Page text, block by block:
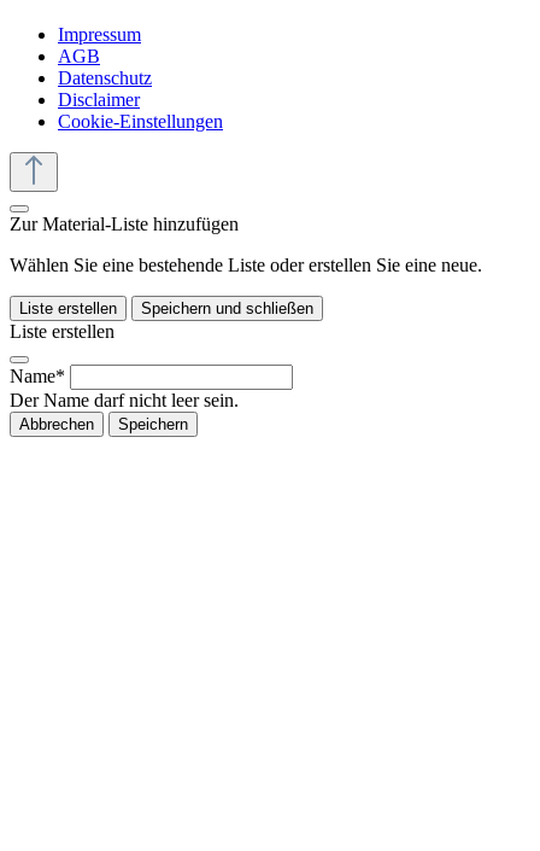
Impressum
AGB
Datenschutz
Disclaimer
Cookie-Einstellungen
Zur Material-Liste hinzufügen
Wählen Sie eine bestehende Liste oder erstellen Sie eine neue.
Liste erstellen Speichern und schließen
Liste erstellen
Name*
Der Name darf nicht leer sein.
Abbrechen Speichern